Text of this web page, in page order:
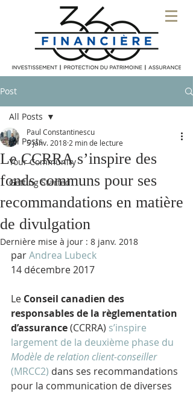
Post
All Posts
Your Community
Getting Started
All Posts
Le CCRRA s’inspire des
fonds communs pour ses
recommandations en matière
de divulgation
Paul Constantinescu
5 janv. 2018 2 min de lecture
Dernière mise à jour : 8 janv. 2018
par Andrea Lubeck
14 décembre 2017
Le Conseil canadien des
responsables de la règlementation
d’assurance (CCRRA) s’inspire
largement de la deuxième phase du
Modèle de relation client-conseiller
(MRCC2) dans ses recommandations
pour la communication de diverses